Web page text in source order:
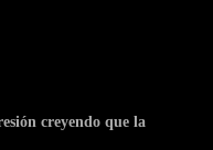
creyendo que la